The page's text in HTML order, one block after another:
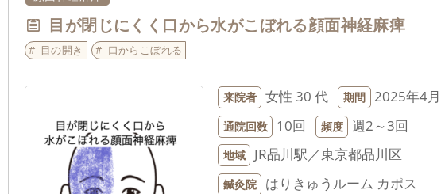
目が閉じにくく口から水がこぼれる顔面神経麻痺
目の開き 口からこぼれる
来院者 女性 30 代 期間 2025年4
通院回数 10回 頻度 週2～3回
地域 JR品川駅／東京都品川区
鍼灸院 はりきゅうルーム カポス